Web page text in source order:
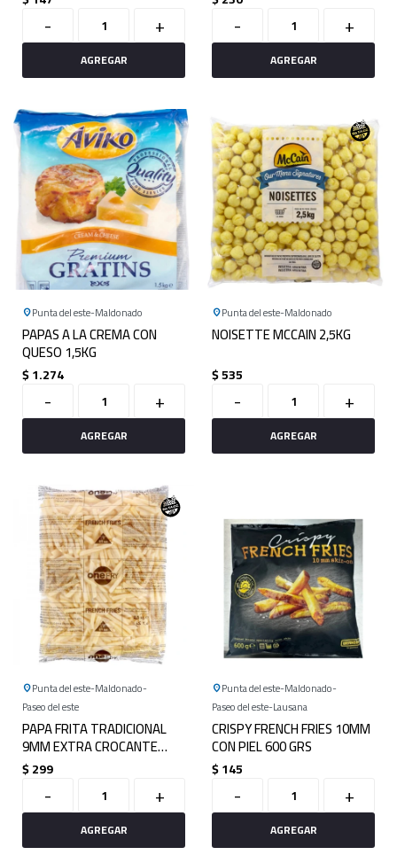
- + - +
Punta del este Maldonado
PAPAS A LA CREMA CON
QUESO 1,5KG
$1.274
- +
Punta del este Maldonado
NOISETTE MCCAIN 2,5KG
$535
- +
Punta del este Maldonado
Paseo del este
PAPA FRITA TRADICIONAL
9MM EXTRA CROCANTE
2,5kg
$299
- +
Punta del este Maldonado
Paseo del este Lausana
CRISPY FRENCH FRIES 10MM
CON PIEL 600 GRS
$145
- +